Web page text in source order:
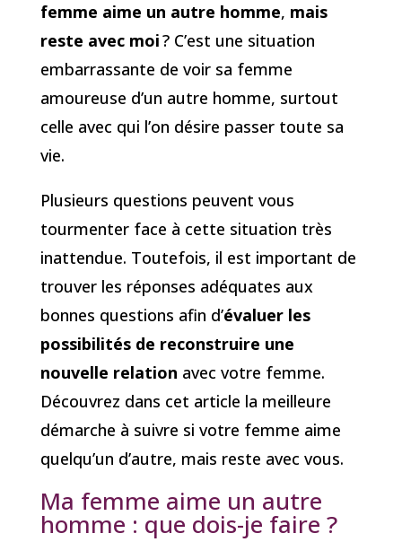
femme aime un autre homme, mais
reste avec moi? C’est une situation
embarrassante de voir sa femme
amoureuse d’un autre homme, surtout
celle avec qui l’on désire passer toute sa
vie.
Plusieurs questions peuvent vous
tourmenter face à cette situation très
inattendue. Toutefois, il est important de
trouver les réponses adéquates aux
bonnes questions afin d’évaluer les
possibilités de reconstruire une
nouvelle relation avec votre femme.
Découvrez dans cet article la meilleure
démarche à suivre si votre femme aime
quelqu’un d’autre, mais reste avec vous.
Ma femme aime un autre
homme : que dois-je faire ?